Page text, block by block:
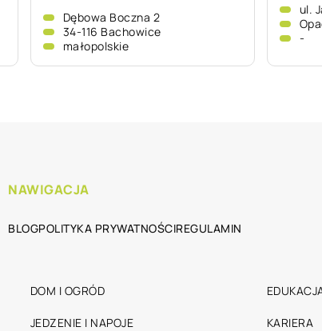
Dębowa Boczna 2
34-116 Bachowice
małopolskie
ul.
-
NAWIGACJA
BLOGPOLITYKA PRYWATNOŚCIREGULAMIN
DOM I OGRÓD
JEDZENIE I NAPOJE KARIERA